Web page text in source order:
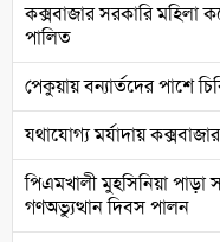
কক্সবাজার সরকারি মহিলা
পালিত
পেকুয়ায় বন্যার্তদের পাশে
যথাযোগ্য মর্যাদায়
পিএমখালী মুহসিনিয়া পাড়া
গণঅভ্যুত্থান দিবস পালন